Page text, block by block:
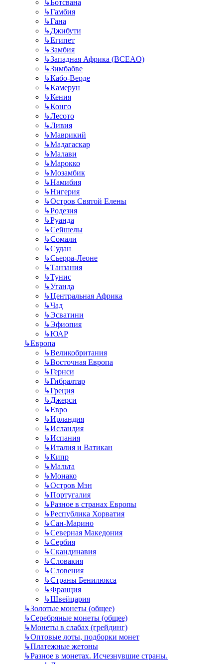
↳Ботсвана
↳Гамбия
↳Гана
↳Джибути
↳Египет
↳Замбия
↳Западная Африка (BCEAO)
↳Зимбабве
↳Кабо-Верде
↳Камерун
↳Кения
↳Конго
↳Лесото
↳Ливия
↳Маврикий
↳Мадагаскар
↳Малави
↳Марокко
↳Мозамбик
↳Намибия
↳Нигерия
↳Остров Святой Елены
↳Родезия
↳Руанда
↳Сейшелы
↳Сомали
↳Судан
↳Сьерра-Леоне
↳Танзания
↳Тунис
↳Уганда
↳Центральная Африка
↳Чад
↳Эсватини
↳Эфиопия
↳ЮАР
↳Европа
↳Великобритания
↳Восточная Европа
↳Гернси
↳Гибралтар
↳Греция
↳Джерси
↳Евро
↳Ирландия
↳Исландия
↳Испания
↳Италия и Ватикан
↳Кипр
↳Мальта
↳Монако
↳Остров Мэн
↳Португалия
↳Разное в странах Европы
↳Республика Хорватия
↳Сан-Марино
↳Северная Македония
↳Сербия
↳Скандинавия
↳Словакия
↳Словения
↳Страны Бенилюкса
↳Франция
↳Швейцария
↳Золотые монеты (общее)
↳Серебряные монеты (общее)
↳Монеты в слабах (грейдинг)
↳Оптовые лоты, подборки монет
↳Платежные жетоны
↳Разное в монетах. Исчезнувшие страны.